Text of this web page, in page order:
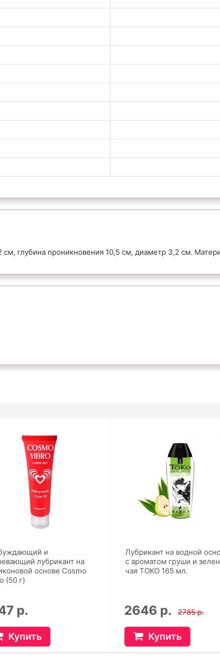
глубина проникновения 10,5 см, диаметр 3,2 см.
и
лубрикант на
основе Cosmo
(50 г)
р.
Купить
Лубрикант на водной
с ароматом груши и
чая TOKO 165 мл.
2646 р. 2785 р.
Купить